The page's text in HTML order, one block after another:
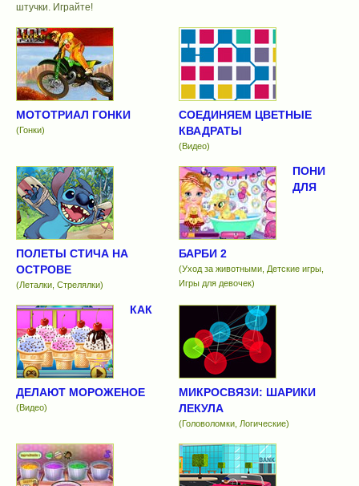
штучки. Играйте!
МОТОТРИАЛ ГОНКИ
(Гонки)
СОЕДИНЯЕМ ЦВЕТНЫЕ
КВАДРАТЫ
(Видео)
ПОЛЕТЫ СТИЧА НА
ОСТРОВЕ
(Леталки, Стрелялки)
ПОНИ
ДЛЯ
БАРБИ 2
(Уход за животными, Детские игры,
Игры для девочек)
КАК
ДЕЛАЮТ МОРОЖЕНОЕ
(Видео)
МИКРОСВЯЗИ: ШАРИКИ
ЛЕКУЛА
(Головоломки, Логические)